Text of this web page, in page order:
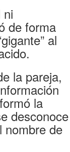
ni
de forma
al
la pareja,
la
desconoce
nombre de